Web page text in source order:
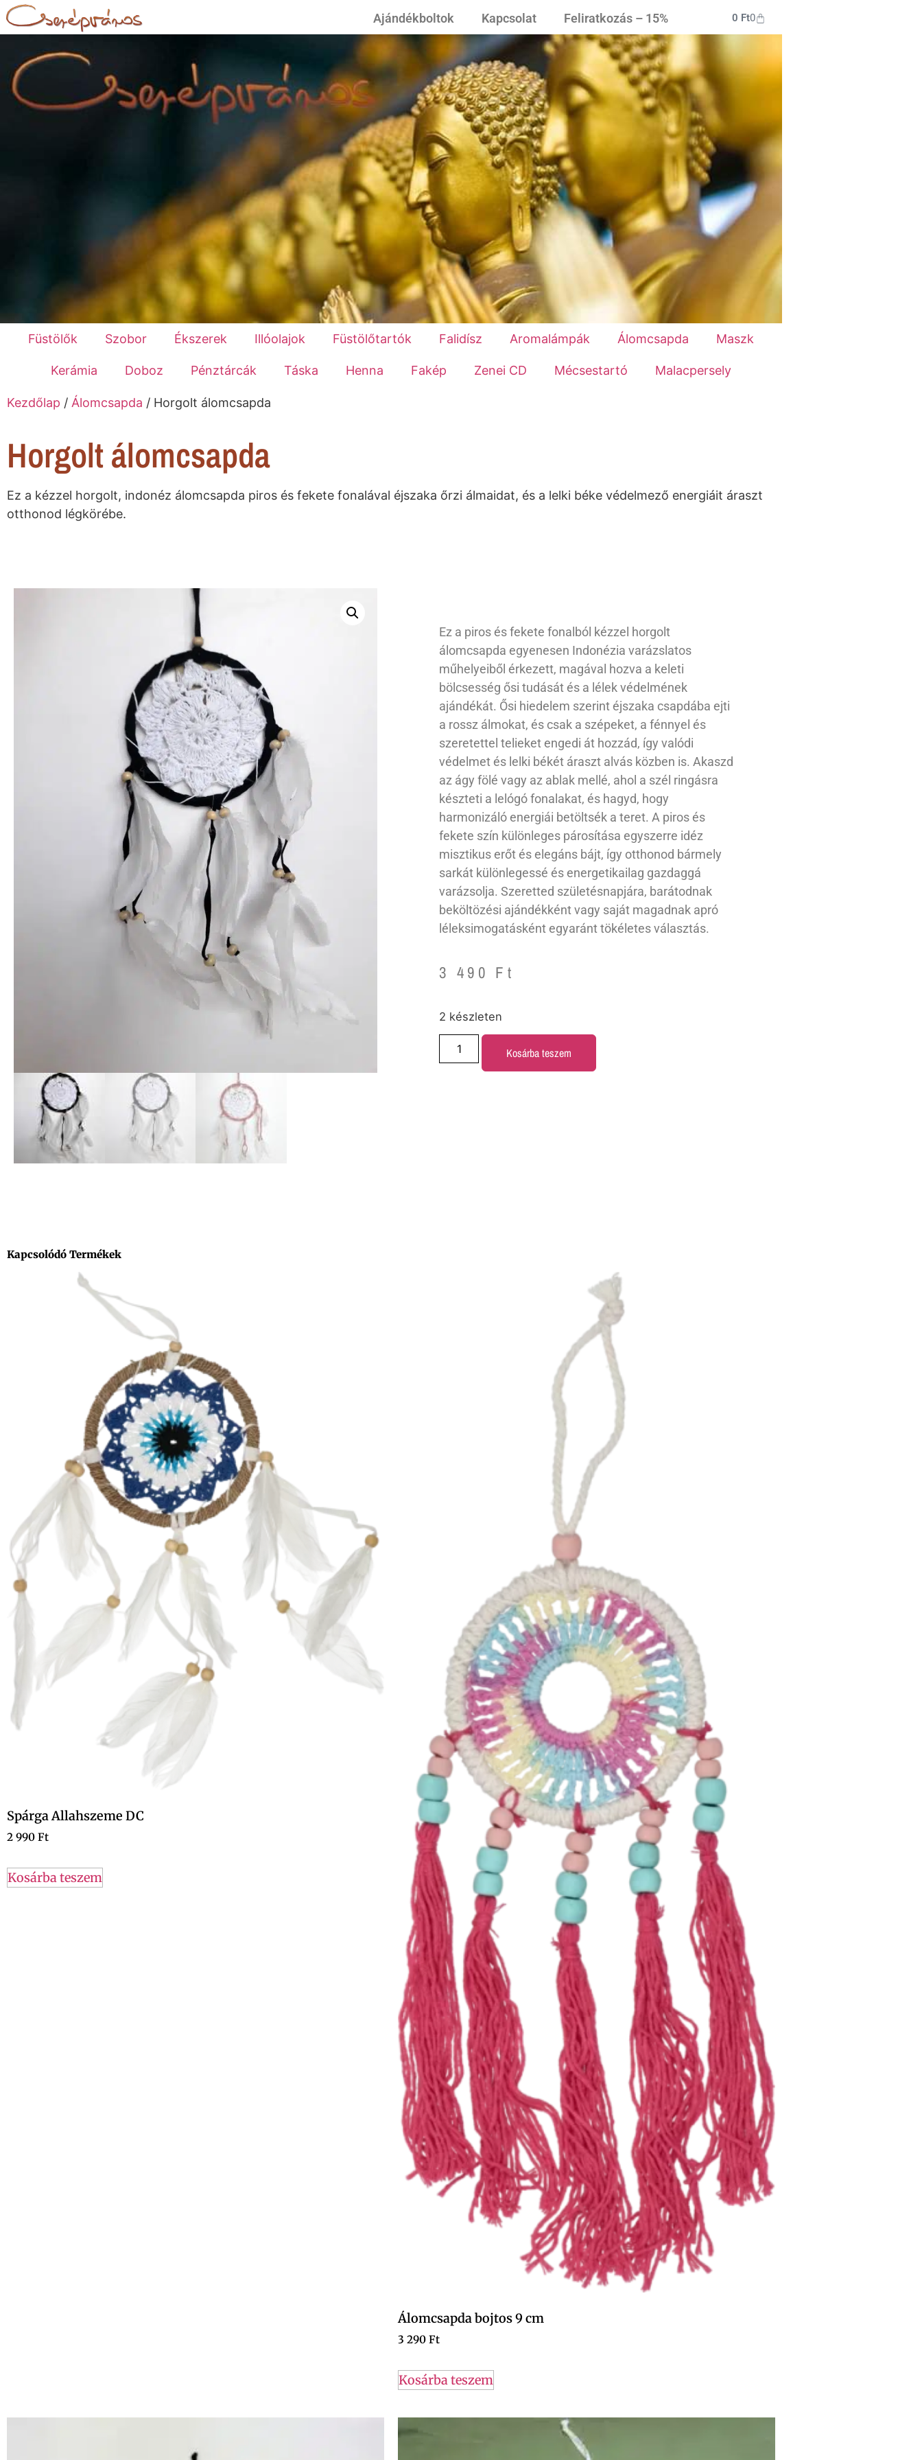
Ajándékboltok Kapcsolat Feliratkozás – 15% 0 Ft0
Füstölők Szobor Ékszerek Illóolajok Füstölőtartók Falidísz Aromalámpák Álomcsapda Maszk
Kerámia Doboz Pénztárcák Táska Henna Fakép Zenei CD Mécsestartó Malacpersely
Kezdőlap / Álomcsapda / Horgolt álomcsapda
Horgolt álomcsapda
Ez a kézzel horgolt, indonéz álomcsapda piros és fekete fonalával éjszaka őrzi álmaidat, és a lelki béke védelmező energiáit áraszt
otthonod légkörébe.
Ez a piros és fekete fonalból kézzel horgolt
álomcsapda egyenesen Indonézia varázslatos
műhelyeiből érkezett, magával hozva a keleti
bölcsesség ősi tudását és a lélek védelmének
ajándékát. Ősi hiedelem szerint éjszaka csapdába ejti
a rossz álmokat, és csak a szépeket, a fénnyel és
szeretettel telieket engedi át hozzád, így valódi
védelmet és lelki békét áraszt alvás közben is. Akaszd
az ágy fölé vagy az ablak mellé, ahol a szél ringásra
készteti a lelógó fonalakat, és hagyd, hogy
harmonizáló energiái betöltsék a teret. A piros és
fekete szín különleges párosítása egyszerre idéz
misztikus erőt és elegáns bájt, így otthonod bármely
sarkát különlegessé és energetikailag gazdaggá
varázsolja. Szeretted születésnapjára, barátodnak
beköltözési ajándékként vagy saját magadnak apró
léleksimogatásként egyaránt tökéletes választás.
3 490 Ft
2 készleten
Kosárba teszem
Kapcsolódó Termékek
Spárga Allahszeme DC
2 990 Ft
Kosárba teszem
Álomcsapda bojtos 9 cm
3 290 Ft
Kosárba teszem